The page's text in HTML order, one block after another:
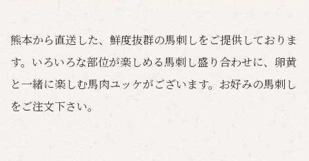
熊本から直送した、鮮度抜群の馬刺しをご提供しておりま
す。いろいろな部位が楽しめる馬刺し盛り合わせに、卵黄
と一緒に楽しむ馬肉ユッケがございます。お好みの馬刺し
をご注文下さい。